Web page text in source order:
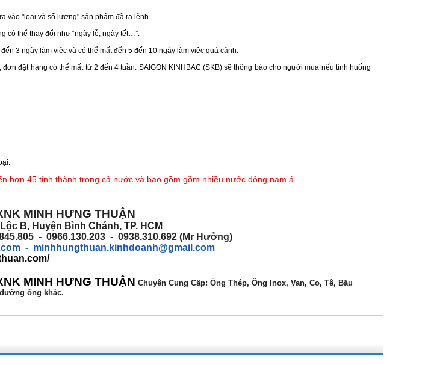
vào "loại và số lượng" sản phẩm đã ra lệnh.
có thể thay đổi như “ngày lễ, ngày tết…”.
3 ngày làm việc và có thể mất đến 5 đến 10 ngày làm việc quá cảnh.
đặt hàng có thể mất từ 2 đến 4 tuần. SAIGON KINHBAC (SKB) sẽ thông báo cho người mua nếu tình huống
hơn 45 tỉnh thành trong cả nước và bao gồm gồm nhiều nước đông nam á.
MINH HƯNG THUẬN
B, Huyện Bình Chánh, TP. HCM
- 0966.130.203 - 0938.310.692 (Mr Hưởng)
- minhhungthuan.kinhdoanh@gmail.com
MINH HƯNG THUẬN Chuyên Cung Cấp: Ống Thép, Ống Inox, Van, Co, Tê, Bầu
ống khác.